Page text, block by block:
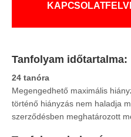
Tanfolyam időtartalma:
24 tanóra
Megengedhető maximális
történő hiányzás nem haladja
szerződésben meghatározott